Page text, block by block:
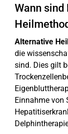
Wann
Alternative
die
sind. Dies gilt
Einnahme von